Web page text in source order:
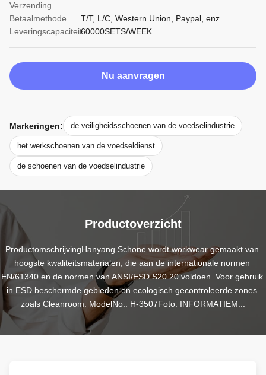
Verzending
Betaalmethode
T/T, L/C, Western Union, Paypal, enz.
Leveringscapaciteit60000SETS/WEEK
Nu aanvragen
Markeringen: de veiligheidsschoenen van de voedselindustrie
het werkschoenen van de voedseldienst
de schoenen van de voedselindustrie
Productoverzicht
ProductomschrijvingHanyang Schone wordt workwear gemaakt van
hoogste kwaliteitsmaterialen, die aan de internationale normen
EN/61340 en de normen van ANSI/ESD S20.20 voldoen. Voor gebruik
in ESD beschermde gebieden en ecologisch gecontroleerde zones
zoals Cleanroom. ModelNo.: H-3507Foto: INFORMATIEM...